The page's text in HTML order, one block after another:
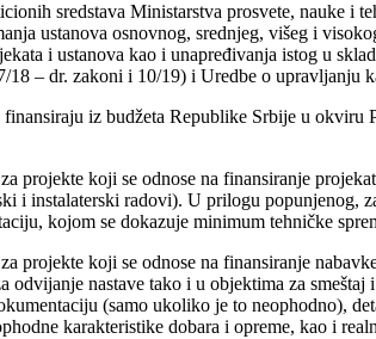
sredstava Ministarstva prosvete, nauke i
ustanova osnovnog, srednjeg, višeg i
i ustanova kao i unapređivanja istog u
18 – dr. zakoni i 10/19) i Uredbe o upravljanju
iz budžeta Republike Srbije u okviru
projekte koji se odnose na finansiranje
i instalaterski radovi). U prilogu popunjenog,
kojom se dokazuje minimum tehničke
projekte koji se odnose na finansiranje
odvijanje nastave tako i u objektima za
(samo ukoliko je to neophodno),
karakteristike dobara i opreme, kao i